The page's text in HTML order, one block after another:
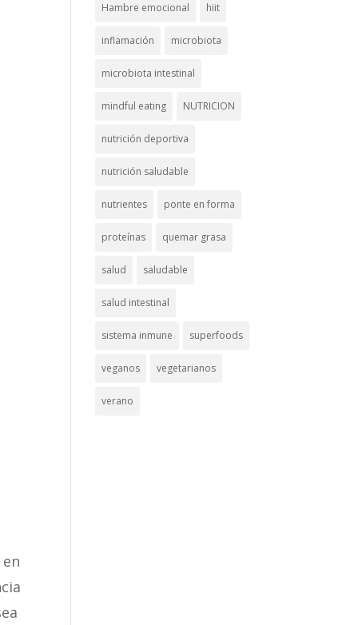
Hambre emocional hiit
inflamación microbiota
microbiota intestinal
mindful eating NUTRICION
nutrición deportiva
nutrición saludable
nutrientes ponte en forma
proteínas quemar grasa
salud saludable
salud intestinal
sistema inmune superfoods
veganos vegetarianos
verano